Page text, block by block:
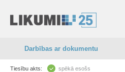
Darbības ar dokumentu
Tiesību akts: spēkā esošs